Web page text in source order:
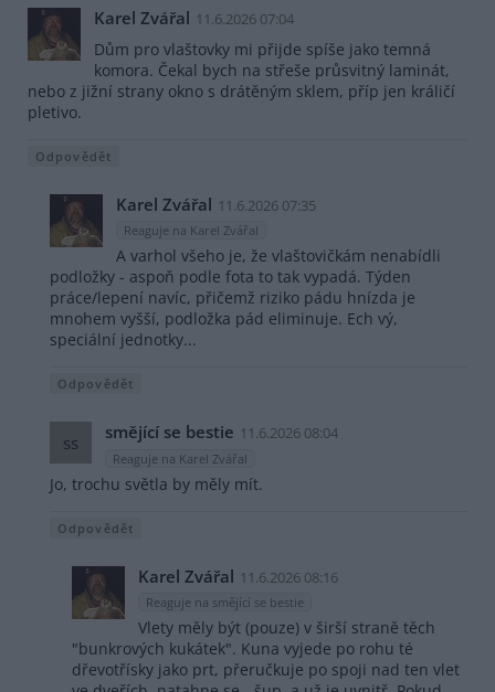
Karel Zvářal 11.6.2026 07:04
Dům pro vlaštovky mi přijde spíše jako temná
komora. Čekal bych na střeše průsvitný laminát,
nebo z jižní strany okno s drátěným sklem, příp jen králičí
pletivo.
Odpovědět
Karel Zvářal 11.6.2026 07:35
Reaguje na Karel Zvářal
A varhol všeho je, že vlaštovičkám nenabídli
podložky - aspoň podle fota to tak vypadá. Týden
práce/lepení navíc, přičemž riziko pádu hnízda je
mnohem vyšší, podložka pád eliminuje. Ech vý,
speciální jednotky...
Odpovědět
ss smějící se bestie 11.6.2026 08:04
Reaguje na Karel Zvářal
Jo, trochu světla by měly mít.
Odpovědět
Karel Zvářal 11.6.2026 08:16
Reaguje na smějící se bestie
Vlety měly být (pouze) v širší straně těch
"bunkrových kukátek". Kuna vyjede po rohu té
dřevotřísky jako prt, přeručkuje po spoji nad ten vlet